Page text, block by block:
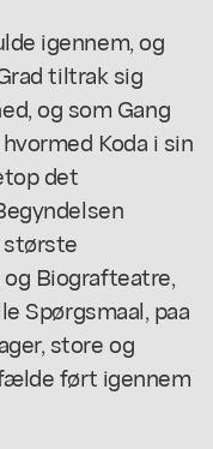
igennem, og
tiltrak sig
og som Gang
Koda i sin
det
største
Biografteatre,
Spørgsmaal, paa
store og
ført igennem